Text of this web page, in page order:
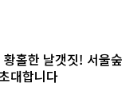
홀한 날갯짓! 서울숲
대합니다